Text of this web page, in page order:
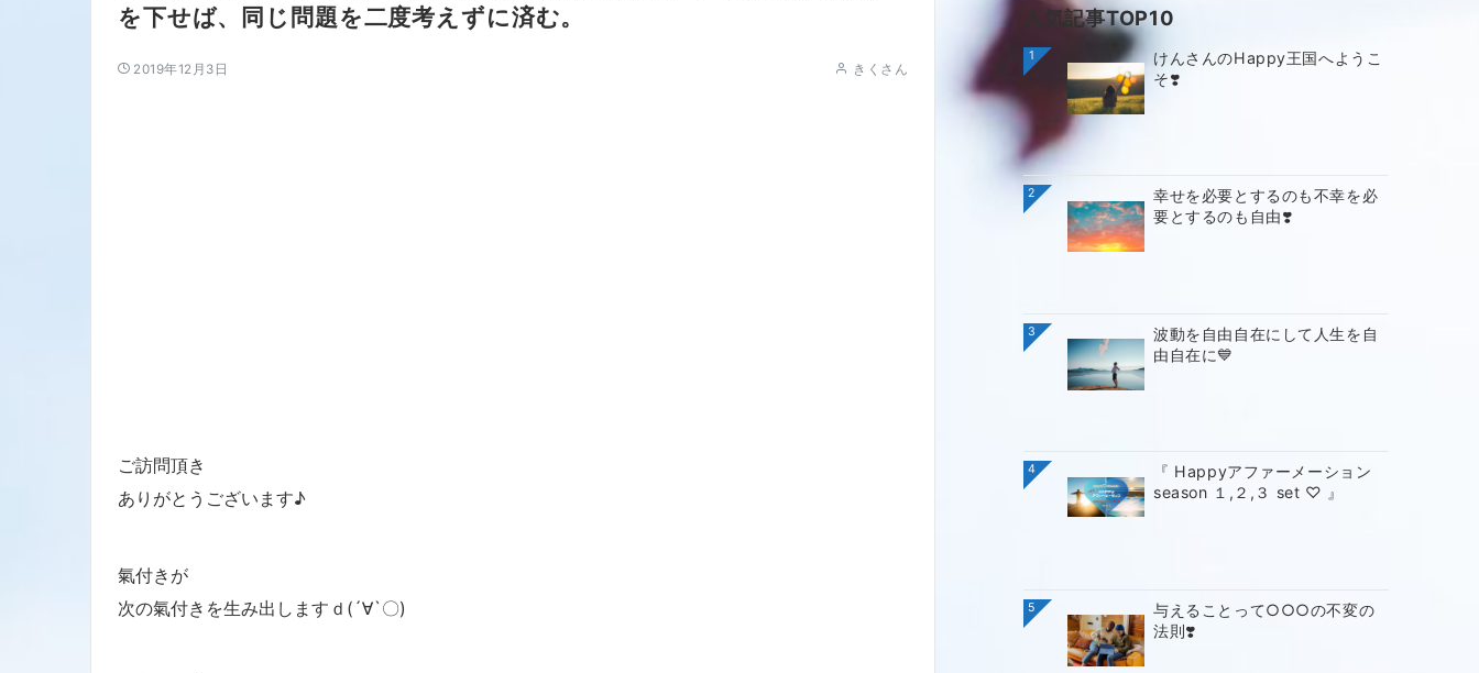
を下せば、同じ問題を二度考えずに済む。
2019年12月3日 きくさん
ご訪問頂き
ありがとうございます♪
氣付きが
次の氣付きを生み出しますｄ(´∀`〇)
人気記事TOP10
1
けんさんのHappy王国へようこ
そ❣️
2
幸せを必要とするのも不幸を必
要とするのも自由❣️
3
波動を自由自在にして人生を自
由自在に💙
4
『 Happyアファーメーション
season １,２,３ set ♡ 』
5
与えることって○○○の不変の
法則❣️